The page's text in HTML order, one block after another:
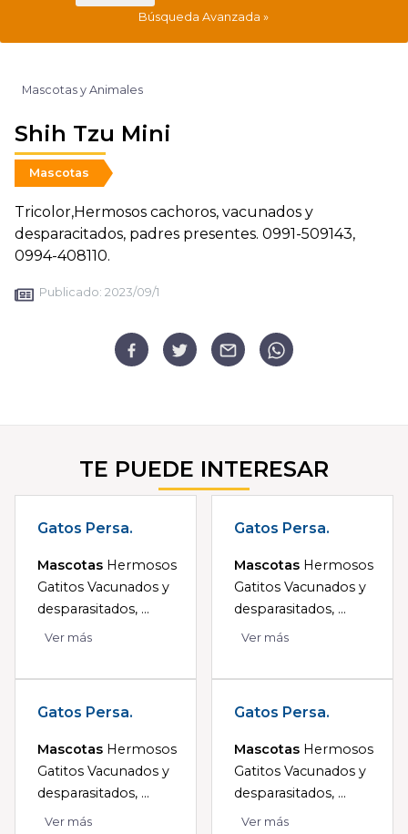
Búsqueda Avanzada
Mascotas y Animales
Shih Tzu Mini
Mascotas
Tricolor,Hermosos cachoros, vacunados y
desparacitados, padres presentes. 0991-509143,
0994-408110.
Publicado: 2023/09/1
TE PUEDE INTERESAR
Gatos Persa.
Mascotas Hermosos
Gatitos Vacunados y
desparasitados, ...
Ver más
Gatos Persa.
Mascotas Hermosos
Gatitos Vacunados y
desparasitados, ...
Ver más
Gatos Persa.
Mascotas Hermosos
Gatitos Vacunados y
desparasitados, ...
Ver más
Gatos Persa.
Mascotas Hermosos
Gatitos Vacunados y
desparasitados, ...
Ver más